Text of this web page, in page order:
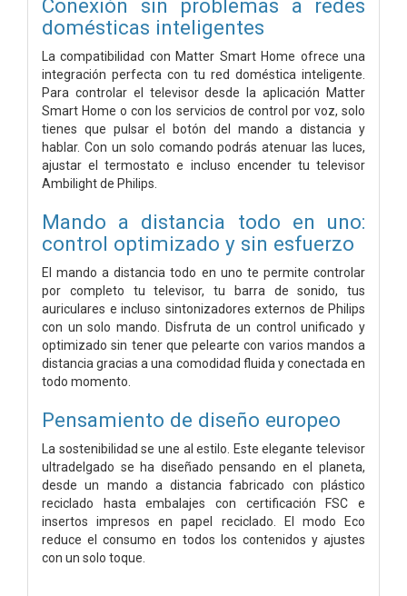
Conexión sin problemas a redes
domésticas inteligentes
La compatibilidad con Matter Smart Home ofrece una
integración perfecta con tu red doméstica inteligente.
Para controlar el televisor desde la aplicación Matter
Smart Home o con los servicios de control por voz, solo
tienes que pulsar el botón del mando a distancia y
hablar. Con un solo comando podrás atenuar las luces,
ajustar el termostato e incluso encender tu televisor
Ambilight de Philips.
Mando a distancia todo en uno:
control optimizado y sin esfuerzo
El mando a distancia todo en uno te permite controlar
por completo tu televisor, tu barra de sonido, tus
auriculares e incluso sintonizadores externos de Philips
con un solo mando. Disfruta de un control unificado y
optimizado sin tener que pelearte con varios mandos a
distancia gracias a una comodidad fluida y conectada en
todo momento.
Pensamiento de diseño europeo
La sostenibilidad se une al estilo. Este elegante televisor
ultradelgado se ha diseñado pensando en el planeta,
desde un mando a distancia fabricado con plástico
reciclado hasta embalajes con certificación FSC e
insertos impresos en papel reciclado. El modo Eco
reduce el consumo en todos los contenidos y ajustes
con un solo toque.